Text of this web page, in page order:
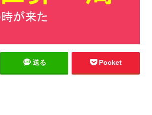
送る Pocket